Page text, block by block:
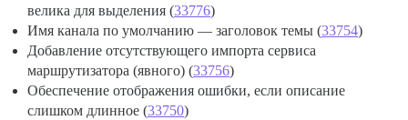
велика для выделения (33776)
Имя канала по умолчанию — заголовок темы (33754)
Добавление отсутствующего импорта сервиса
маршрутизатора (явного) (33756)
Обеспечение отображения ошибки, если описание
слишком длинное (33750)